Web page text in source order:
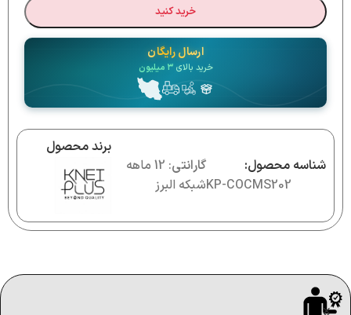
خرید کنید
ارسال رایگان
خرید بالای ۳ میلیون
شناسه محصول:
KP-COCMS202
گارانتی
: 12 ماهه
شبکه البرز
برند محصول